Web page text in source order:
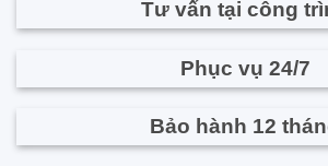
Tư vấn tại công
Phục vụ 24/7
Bảo hành 12